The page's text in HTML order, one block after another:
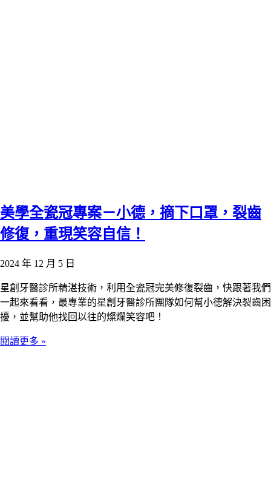
美學全瓷冠專案－小德，摘下口罩，裂齒
修復，重現笑容自信！
2024 年 12 月 5 日
星創牙醫診所精湛技術，利用全瓷冠完美修復裂齒，快跟著我們
一起來看看，最專業的星創牙醫診所團隊如何幫小德解決裂齒困
擾，並幫助他找回以往的燦爛笑容吧！
閱讀更多 »